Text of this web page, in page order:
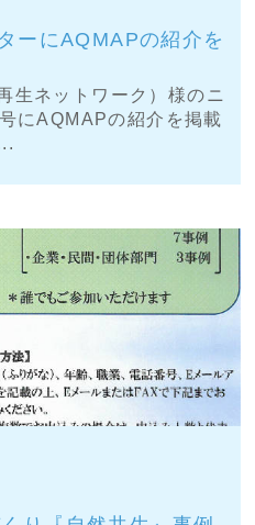
ーにAQMAPの紹介を
生ネットワーク）様のニ
にAQMAPの紹介を掲載